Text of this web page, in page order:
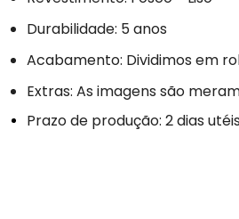
Durabilidade: 5 anos
Acabamento: Dividimos em
Extras: As imagens são
Prazo de produção: 2 dias utéis